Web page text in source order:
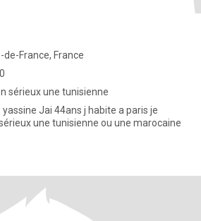
de-France, France
sérieux une tunisienne
44ans j habite a paris je
marocaine